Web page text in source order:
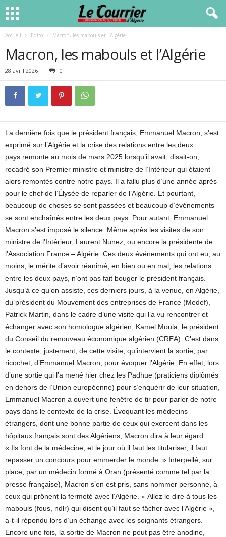
Accueil Edito Macron, les mabouls et l’Algérie
Macron, les mabouls et l’Algérie
28 avril 2026 0
La dernière fois que le président français, Emmanuel Macron, s’est
exprimé sur l’Algérie et la crise des relations entre les deux
pays remonte au mois de mars 2025 lorsqu’il avait, disait-on,
recadré son Premier ministre et ministre de l’Intérieur qui étaient
alors remontés contre notre pays. Il a fallu plus d’une année après
pour le chef de l’Élysée de reparler de l’Algérie. Et pourtant,
beaucoup de choses se sont passées et beaucoup d’événements
se sont enchaînés entre les deux pays. Pour autant, Emmanuel
Macron s’est imposé le silence. Même après les visites de son
ministre de l’Intérieur, Laurent Nunez, ou encore la présidente de
l’Association France – Algérie. Ces deux événements qui ont eu, au
moins, le mérite d’avoir réanimé, en bien ou en mal, les relations
entre les deux pays, n’ont pas fait bouger le président français.
Jusqu’à ce qu’on assiste, ces derniers jours, à la venue, en Algérie,
du président du Mouvement des entreprises de France (Medef),
Patrick Martin, dans le cadre d’une visite qui l’a vu rencontrer et
échanger avec son homologue algérien, Kamel Moula, le président
du Conseil du renouveau économique algérien (CREA). C’est dans
le contexte, justement, de cette visite, qu’intervient la sortie, par
ricochet, d’Emmanuel Macron, pour évoquer l’Algérie. En effet, lors
d’une sortie qui l’a mené hier chez les Padhue (praticiens diplômés
en dehors de l’Union européenne) pour s’enquérir de leur situation,
Emmanuel Macron a ouvert une fenêtre de tir pour parler de notre
pays dans le contexte de la crise. Évoquant les médecins
étrangers, dont une bonne partie de ceux qui exercent dans les
hôpitaux français sont des Algériens, Macron dira à leur égard :
« Ils font de la médecine, et le jour où il faut les titulariser, il faut
repasser un concours pour emmerder le monde. » Interpellé, sur
place, par un médecin formé à Oran (présenté comme tel par la
presse française), Macron s’en est pris, sans nommer personne, à
ceux qui prônent la fermeté avec l’Algérie. « Allez le dire à tous les
mabouls (fous, ndlr) qui disent qu’il faut se fâcher avec l’Algérie »,
a-t-il répondu lors d’un échange avec les soignants étrangers.
Encore une fois, la sortie de Macron ne peut pas être anodine,